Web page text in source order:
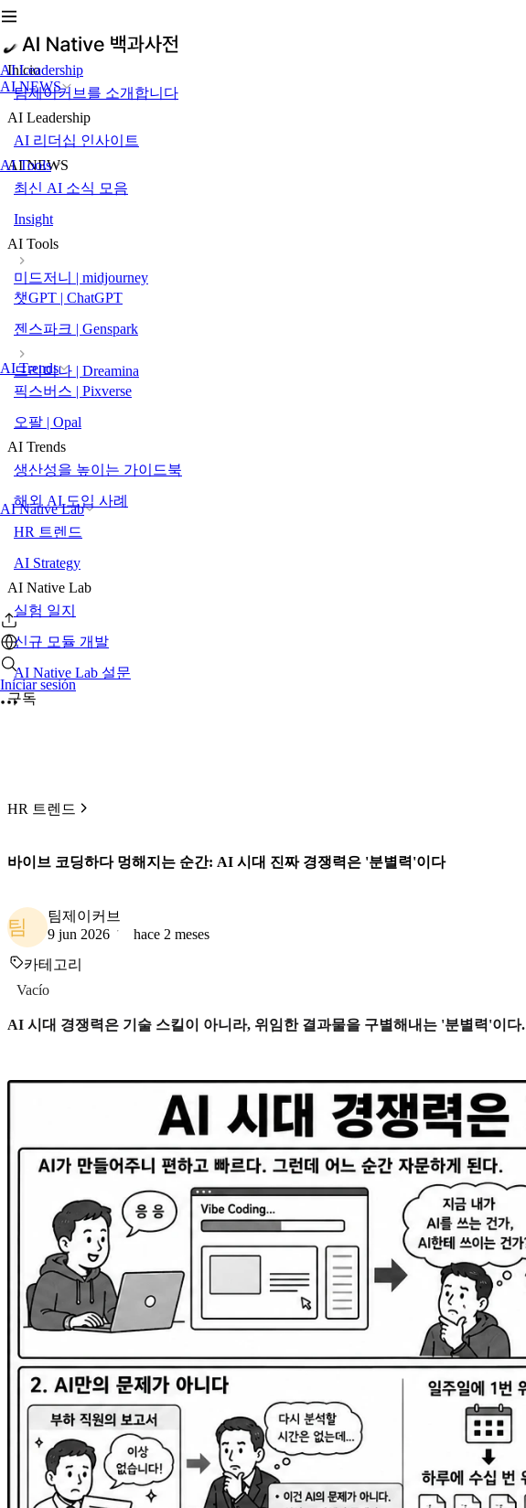
AI Leadership
AI NEWS
AI Tools
AI Trends
AI Native Lab
Iniciar sesión
Inicio
팀제이커브를 소개합니다
AI Leadership
AI 리더십 인사이트
AI NEWS
최신 AI 소식 모음
Insight
AI Tools
미드저니 | midjourney
챗GPT | ChatGPT
젠스파크 | Genspark
드리미나 | Dreamina
픽스버스 | Pixverse
오팔 | Opal
AI Trends
생산성을 높이는 가이드북
해외 AI 도입 사례
HR 트렌드
AI Strategy
AI Native Lab
실험 일지
신규 모듈 개발
AI Native Lab 설문
구독
HR 트렌드
바이브 코딩하다 멍해지는 순간: AI 시대 진짜 경쟁력은 '분별력'이다
팀
팀제이커브
9 jun 2026
hace 2 meses
카테고리
Vacío
AI 시대 경쟁력은 기술 스킬이 아니라, 위임한 결과물을 구별해내는 '분별력'이다.